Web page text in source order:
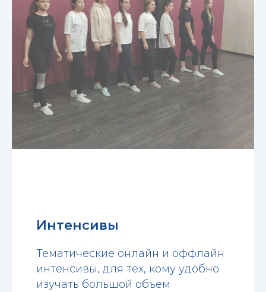
Интенсивы
Тематические онлайн и оффлайн
интенсивы, для тех, кому удобно
изучать большой объем